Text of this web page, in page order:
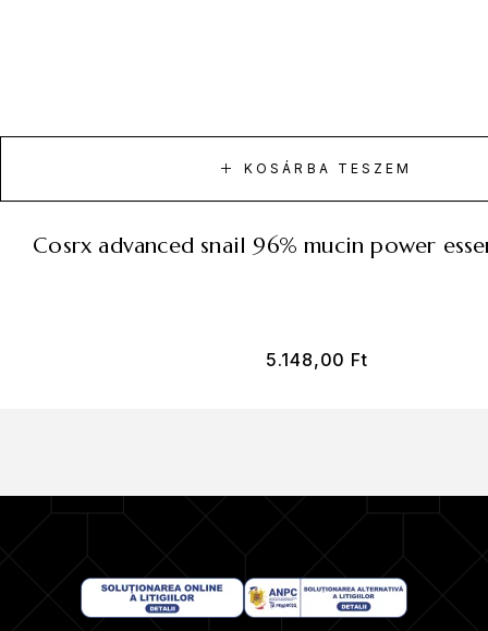
KOSÁRBA TESZEM
cosrx advanced snail 96% mucin power
5.148,00 Ft